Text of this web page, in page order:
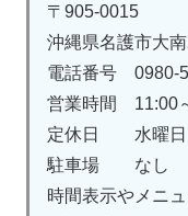
〒905-0015
沖縄県名護市大
電話番号 0980-
営業時間 11:00
定休日 水曜日
駐車場 なし
時間表示やメニ